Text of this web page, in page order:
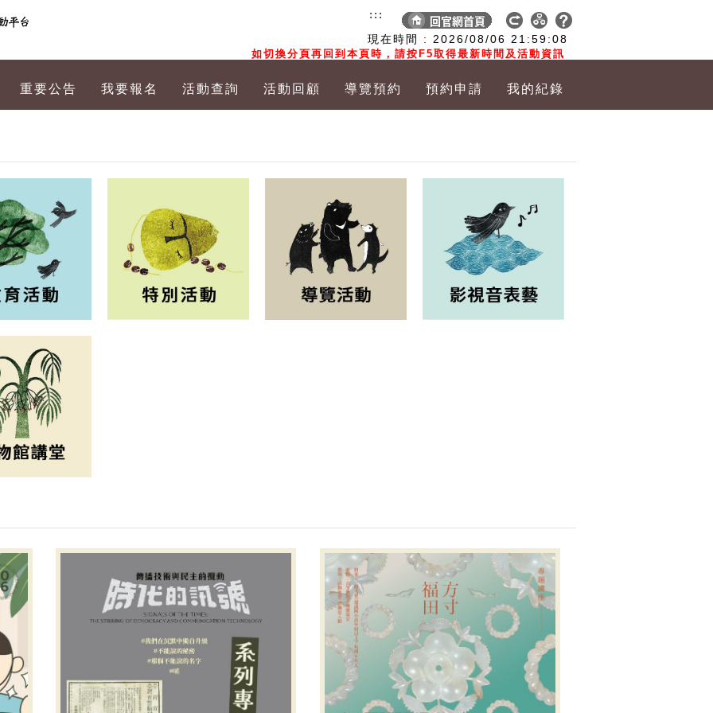
現在時間 : 2026/08/06 21:59:09
如切換分頁再回到本頁時，請按F5取得最新時間及活動資訊
:::
重要公告 我要報名 活動查詢 活動回顧 導覽預約 預約申請 我的紀錄